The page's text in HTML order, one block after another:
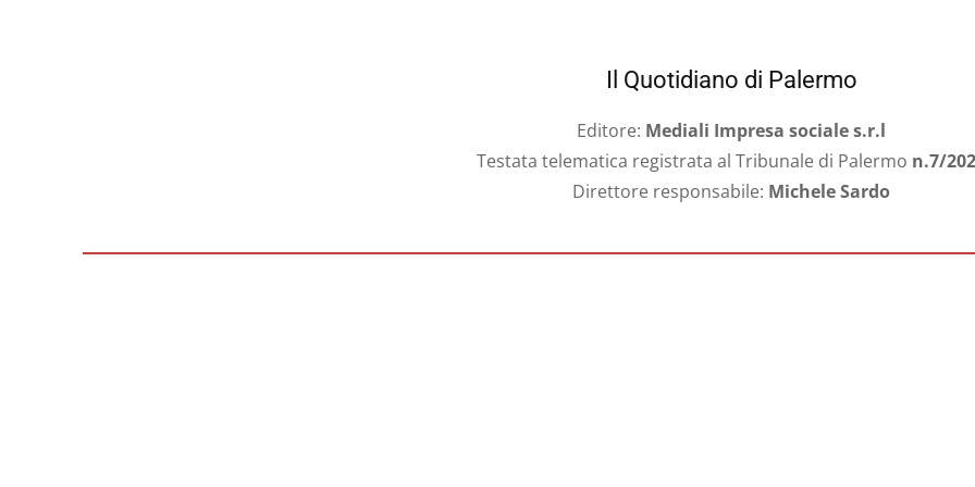
Il Quotidiano di Palermo
Editore: Mediali Impresa sociale s.r.l
Testata telematica registrata al Tribunale di Palermo n.7/
Direttore responsabile: Michele Sardo